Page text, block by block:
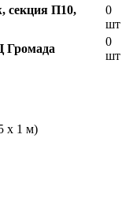
секция П10,
0
шт
Громада
0
шт
х 1 м)